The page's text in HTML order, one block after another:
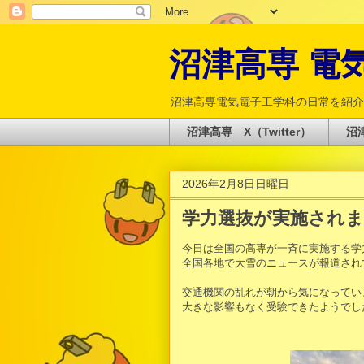
沼津高専 電
沼津高専電気電子工学科の日常を紹
沼津高専 X（Twitter） 沼
2026年2月8日日曜日
学力選抜が実施され
今日は全国の高専が一斉に実施する
全国各地で大雪のニュースが報道さ
交通機関の乱れが朝から気になって
大きな影響もなく受験できたようでし